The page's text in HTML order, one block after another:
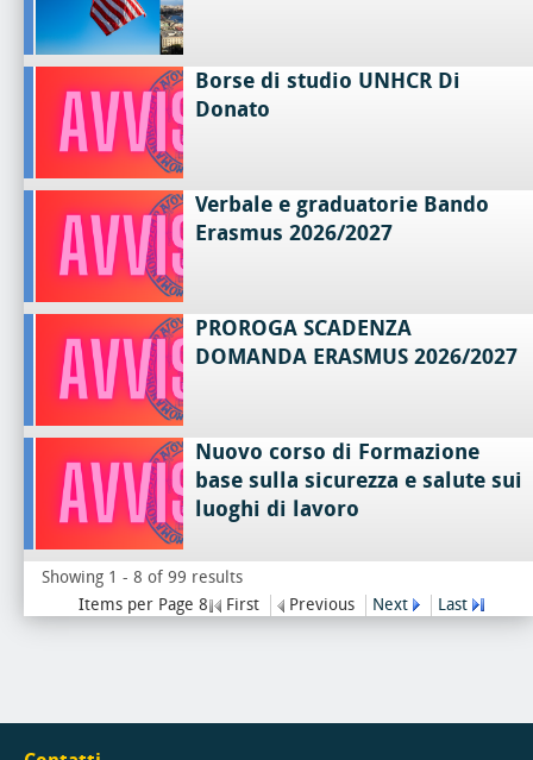
Borse di studio UNHCR Di
Donato
Verbale e graduatorie Bando
Erasmus 2026/2027
PROROGA SCADENZA
DOMANDA ERASMUS 2026/2027
Nuovo corso di Formazione
base sulla sicurezza e salute sui
luoghi di lavoro
Showing 1 - 8 of 99 results
Items per Page 8
First Previous Next Last